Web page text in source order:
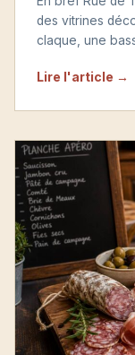
des vitrines
claque, une
Lire l'article →